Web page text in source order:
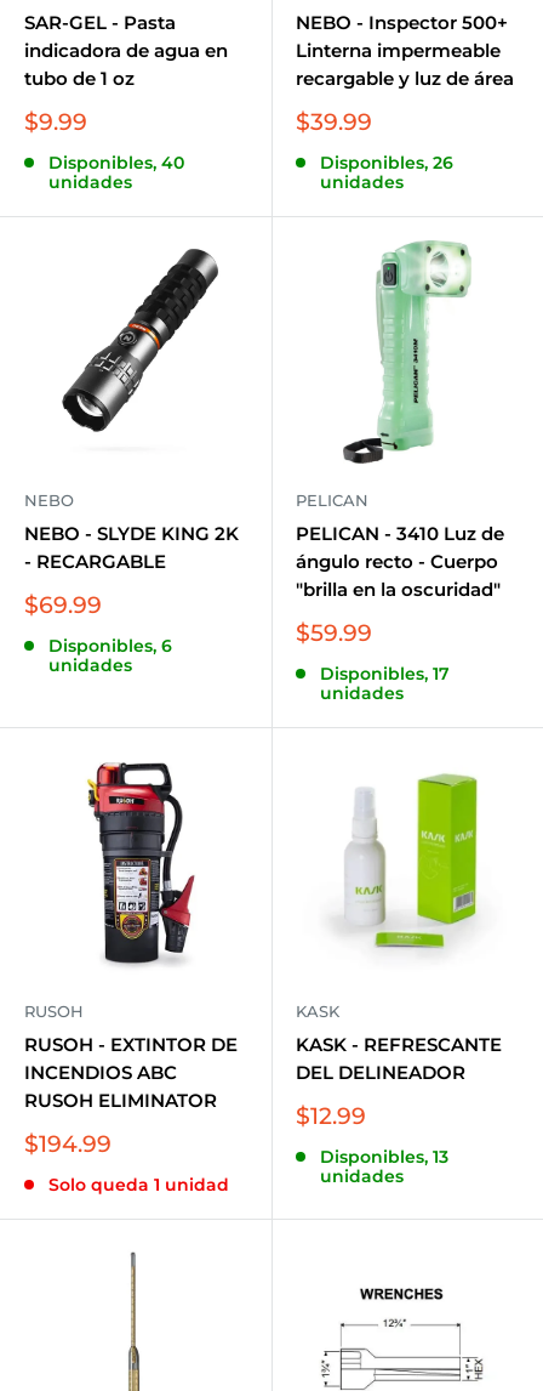
SAR-GEL - Pasta
indicadora de agua en
tubo de 1 oz
Precio
venta
$9.99
Disponibles, 40
unidades
NEBO - Inspector 500+
Linterna impermeable
recargable y luz de área
Precio
venta
$39.99
Disponibles, 26
unidades
NEBO
NEBO - SLYDE KING 2K
- RECARGABLE
Precio
venta
$69.99
Disponibles, 6
unidades
PELICAN
PELICAN - 3410 Luz de
ángulo recto - Cuerpo
"brilla en la oscuridad"
Precio
venta
$59.99
Disponibles, 17
unidades
RUSOH
RUSOH - EXTINTOR DE
INCENDIOS ABC
RUSOH ELIMINATOR
Precio
venta
$194.99
Solo queda 1 unidad
KASK
KASK - REFRESCANTE
DEL DELINEADOR
Precio
venta
$12.99
Disponibles, 13
unidades